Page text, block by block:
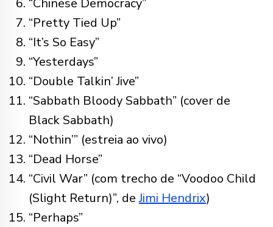
“Chinese Democracy”
“Pretty Tied Up”
“It’s So Easy”
“Yesterdays”
“Double Talkin’ Jive”
“Sabbath Bloody Sabbath” (cover de
Black Sabbath)
“Nothin’” (estreia ao vivo)
“Dead Horse”
“Civil War” (com trecho de “Voodoo Child
(Slight Return)”, deJimi Hendrix)
“Perhaps”